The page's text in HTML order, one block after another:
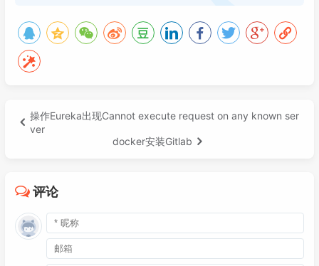
操作Eureka出现Cannot execute request on any known ser
ver
docker安装Gitlab
评论